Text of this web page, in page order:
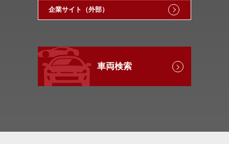
企業サイト（外部）
車両検索